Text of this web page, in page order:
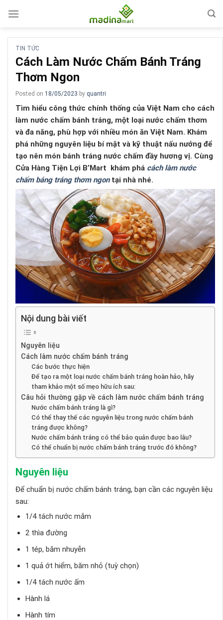
TIN TỨC
Cách Làm Nước Chấm Bánh Tráng
Thơm Ngon
Posted on 18/05/2023 by quantri
Tìm hiểu công thức chính thống của Việt Nam cho cách
làm nước chấm bánh tráng, một loại nước chấm thơm
và đa năng, phù hợp với nhiều món ăn Việt Nam. Khám
phá những nguyên liệu bí mật và kỹ thuật nấu nướng để
tạo nên món bánh tráng nước chấm đầy hương vị. Cùng
Cửa Hàng Tiện Lợi B’Mart khám phá cách làm nước
chấm báng tráng thơm ngontại nhà nhé.
Nội dung bài viết
Nguyên liệu
Cách làm nước chấm bánh tráng
Các bước thực hiện
Để tạo ra một loại nước chấm bánh tráng hoàn hảo, hãy
tham khảo một số mẹo hữu ích sau:
Câu hỏi thường gặp về cách làm nước chấm bánh tráng
Nước chấm bánh tráng là gì?
Có thể thay thế các nguyên liệu trong nước chấm bánh
tráng được không?
Nước chấm bánh tráng có thể bảo quản được bao lâu?
Có thể chuẩn bị nước chấm bánh tráng trước đó không?
Nguyên liệu
Để chuẩn bị nước chấm bánh tráng, bạn cần các nguyên liệu
sau:
1/4 tách nước mắm
2 thìa đường
1 tép, băm nhuyễn
1 quả ớt hiểm, băm nhỏ (tuỳ chọn)
1/4 tách nước ấm
Hành lá
Hành tím